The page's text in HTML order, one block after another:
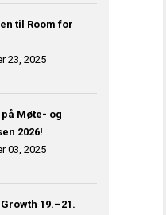
til Room for
23, 2025
Møte- og
2026!
03, 2025
19.–21.